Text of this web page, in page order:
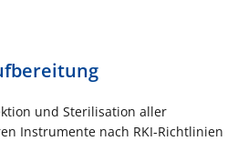
und Sterilisation aller
Instrumente nach RKI-Richtlinien